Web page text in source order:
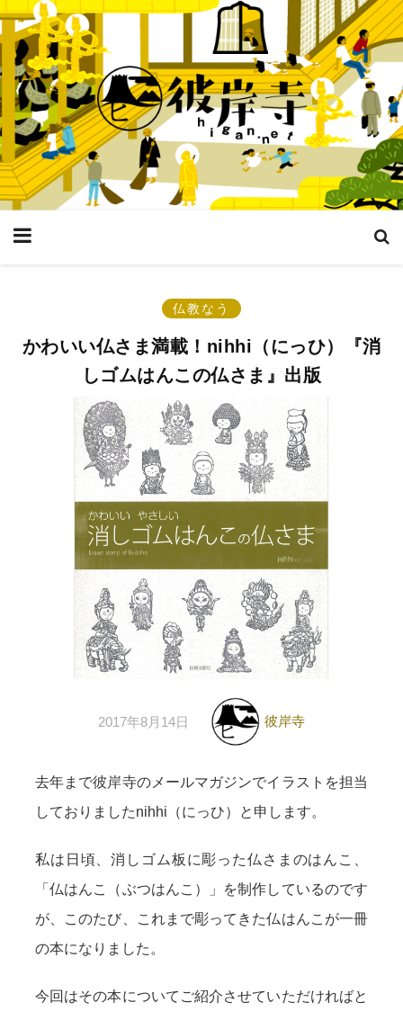
仏教なう
かわいい仏さま満載！nihhi（にっひ）『消
しゴムはんこの仏さま』出版
2017年8月14日 彼岸寺
去年まで彼岸寺のメールマガジンでイラストを担当
しておりましたnihhi（にっひ）と申します。
私は日頃、消しゴム板に彫った仏さまのはんこ、
「仏はんこ（ぶつはんこ）」を制作しているのです
が、このたび、これまで彫ってきた仏はんこが一冊
の本になりました。
今回はその本についてご紹介させていただければと